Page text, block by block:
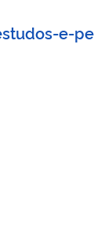
e-